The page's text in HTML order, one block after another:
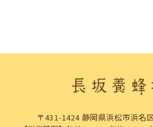
〒431-1424 静岡県浜松市浜名